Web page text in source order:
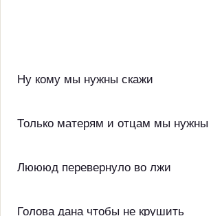
Ну кому мы нужны скажи
Только матерям и отцам мы нужны
Люююд перевернуло во лжи
Голова дана чтобы не крушить